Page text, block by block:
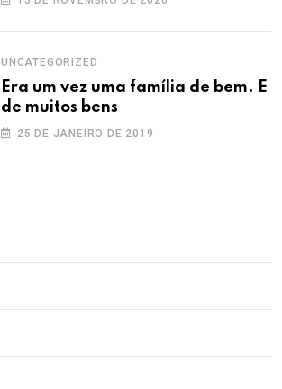
UNCATEGORIZED
Era um vez uma família de bem. E
de muitos bens
25 DE JANEIRO DE 2019